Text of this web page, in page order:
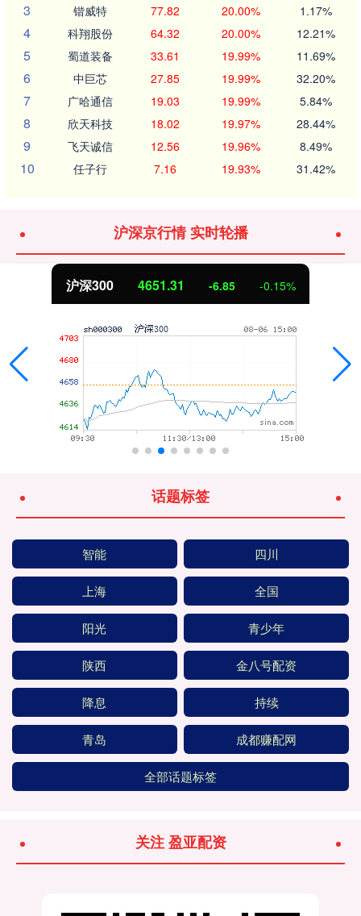
3 锴威特 77.82 20.00% 1.17%
4 科翔股份 64.32 20.00% 12.21%
5 蜀道装备 33.61 19.99% 11.69%
6 中巨芯 27.85 19.99% 32.20%
7 广哈通信 19.03 19.99% 5.84%
8 欣天科技 18.02 19.97% 28.44%
9 飞天诚信 12.56 19.96% 8.49%
10 任子行 7.16 19.93% 31.42%
沪深京行情 实时轮播
沪深300 4651.31 -6.85 -0.15%
话题标签
智能 四川
上海 全国
阳光 青少年
陕西 金八号配资
降息 持续
青岛 成都赚配网
全部话题标签
关注 盈亚配资